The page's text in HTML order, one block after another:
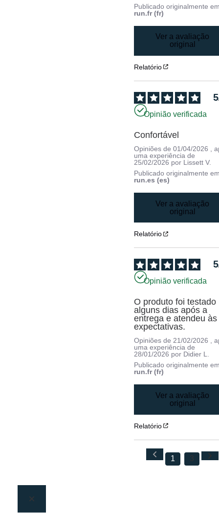
Publicado originalmente
run.fr (fr)
Ver a avaliação
original
Relatório
5
Opinião verificada
Confortável
Opiniões de01/04/2026
,
uma experiência de
25/02/2026 por Lissett V.
Publicado originalmente
run.es (es)
Ver a avaliação
original
Relatório
5
Opinião verificada
O produto foi testado
alguns dias após a
entrega e atendeu às
expectativas.
Opiniões de21/02/2026 ,
uma experiência de
28/01/2026 por Didier L.
Publicado originalmente
run.fr (fr)
Ver a avaliação
original
Relatório
1 3